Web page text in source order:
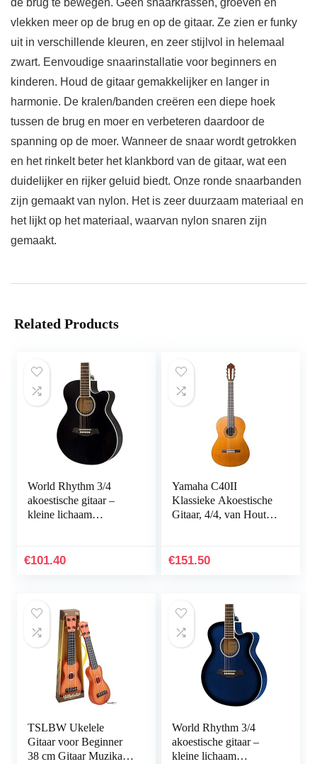
de brug te bewegen. Geen snaarkrassen, groeven en
vlekken meer op de brug en op de gitaar. Ze zien er funky
uit in verschillende kleuren, en zeer stijlvol in helemaal
zwart. Eenvoudige snaarinstallatie voor beginners en
kinderen. Houd de gitaar gemakkelijker en langer in
harmonie. De kralen/banden creëren een diepe hoek
tussen de brug en moer en verbeteren daardoor de
spanning op de moer. Wanneer de snaar wordt getrokken
en het rinkelt beter het klankbord van de gitaar, wat een
duidelijker en rijker geluid biedt. Onze ronde snaarbanden
zijn gemaakt van nylon. Het is zeer duurzaam materiaal en
het lijkt op het materiaal, waarvan nylon snaren zijn
gemaakt.
Related Products
World Rhythm 3/4
akoestische gitaar –
kleine lichaam
€101.40
Yamaha C40II
Klassieke Akoestische
Gitaar, 4/4, van Hout,
€151.50
TSLBW Ukelele
Gitaar voor Beginner
38 cm Gitaar Muzikaal
World Rhythm 3/4
akoestische gitaar –
kleine lichaam